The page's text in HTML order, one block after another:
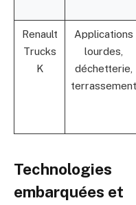
Renault
Trucks
K
Applications
lourdes,
déchetterie,
terrassement
Technologies
embarquées et